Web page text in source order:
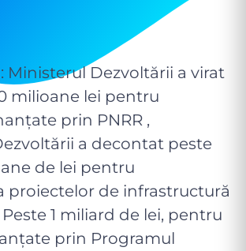
Ministerul Dezvoltării a virat
milioane lei pentru
prin PNRR ,
a decontat peste
de lei pentru
proiectelor de infrastructură
1 miliard de lei, pentru
prin Programul